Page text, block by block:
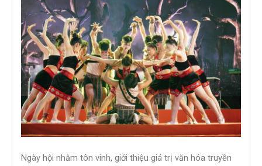
Ngày hội nhằm tôn vinh, giới thiệu giá trị văn hóa truyền